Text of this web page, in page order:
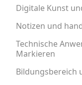
Digitale Kunst
Notizen und
Technische
Markieren
Bildungsbereich